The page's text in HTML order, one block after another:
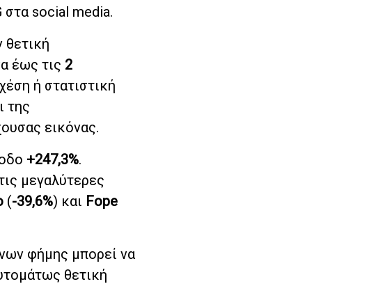
στα social media.
θετική
έως τις 2
ή στατιστική
της
εικόνας.
+247,3%.
μεγαλύτερες
(-39,6%) και Fope
φήμης μπορεί να
θετική